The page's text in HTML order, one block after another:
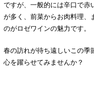
ですが、一般的には辛口で赤
が多く、前菜からお肉料理、
のがロゼワインの魅力です。
春の訪れが待ち遠しいこの季
心を躍らせてみませんか？